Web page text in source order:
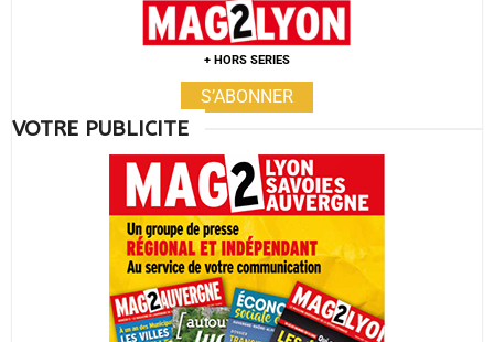
+ HORS SERIES
S’ABONNER
VOTRE PUBLICITE